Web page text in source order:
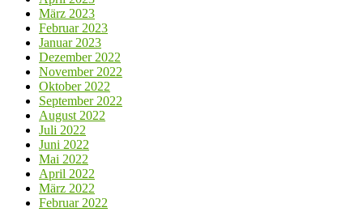
März 2023
Februar 2023
Januar 2023
Dezember 2022
November 2022
Oktober 2022
September 2022
August 2022
Juli 2022
Juni 2022
Mai 2022
April 2022
März 2022
Februar 2022